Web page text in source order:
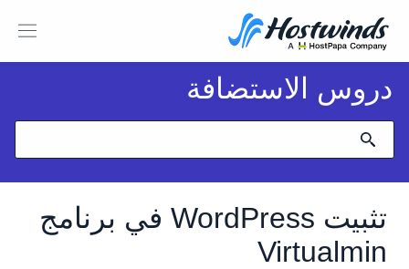
دروس الاستضافة
تثبيت WordPress في برنامج
Virtualmin